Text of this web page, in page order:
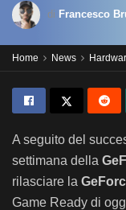
di Francesco
Home News
A seguito del
settimana della
rilasciare la
Game Ready di